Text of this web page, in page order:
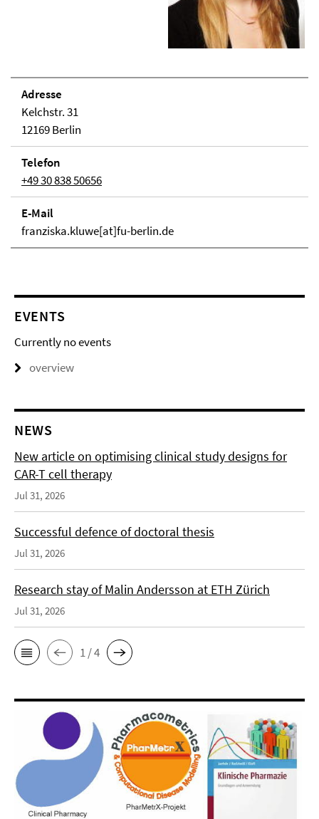
Adresse
Kelchstr. 31
12169 Berlin
Telefon
+49 30 838 50656
E-Mail
franziska.kluwe[at]fu-berlin.de
EVENTS
Currently no events
overview
NEWS
New article on optimising clinical study designs for
CAR-T cell therapy
Jul 31, 2026
Successful defence of doctoral thesis
Jul 31, 2026
Research stay of Malin Andersson at ETH Zürich
Jul 31, 2026
1 / 4